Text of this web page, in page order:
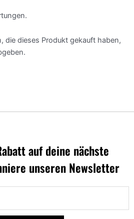
die dieses Produkt gekauft haben,
auf deine nächste
unseren Newsletter